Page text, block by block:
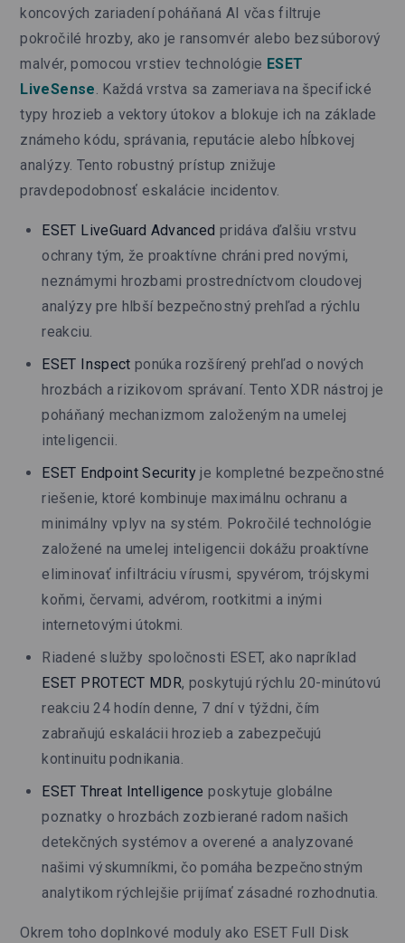
koncových zariadení poháňaná AI včas filtruje
pokročilé hrozby, ako je ransomvér alebo bezsúborový
malvér, pomocou vrstiev technológie ESET
LiveSense. Každá vrstva sa zameriava na špecifické
typy hrozieb a vektory útokov a blokuje ich na základe
známeho kódu, správania, reputácie alebo hĺbkovej
analýzy. Tento robustný prístup znižuje
pravdepodobnosť eskalácie incidentov.
ESET LiveGuard Advanced pridáva ďalšiu vrstvu
ochrany tým, že proaktívne chráni pred novými,
neznámymi hrozbami prostredníctvom cloudovej
analýzy pre hlbší bezpečnostný prehľad a rýchlu
reakciu.
ESET Inspect ponúka rozšírený prehľad o nových
hrozbách a rizikovom správaní. Tento XDR nástroj je
poháňaný mechanizmom založeným na umelej
inteligencii.
ESET Endpoint Security je kompletné bezpečnostné
riešenie, ktoré kombinuje maximálnu ochranu a
minimálny vplyv na systém. Pokročilé technológie
založené na umelej inteligencii dokážu proaktívne
eliminovať infiltráciu vírusmi, spyvérom, trójskymi
koňmi, červami, advérom, rootkitmi a inými
internetovými útokmi.
Riadené služby spoločnosti ESET, ako napríklad
ESET PROTECT MDR, poskytujú rýchlu 20-minútovú
reakciu 24 hodín denne, 7 dní v týždni, čím
zabraňujú eskalácii hrozieb a zabezpečujú
kontinuitu podnikania.
ESET Threat Intelligence poskytuje globálne
poznatky o hrozbách zozbierané radom našich
detekčných systémov a overené a analyzované
našimi výskumníkmi, čo pomáha bezpečnostným
analytikom rýchlejšie prijímať zásadné rozhodnutia.
Okrem toho doplnkové moduly ako ESET Full Disk